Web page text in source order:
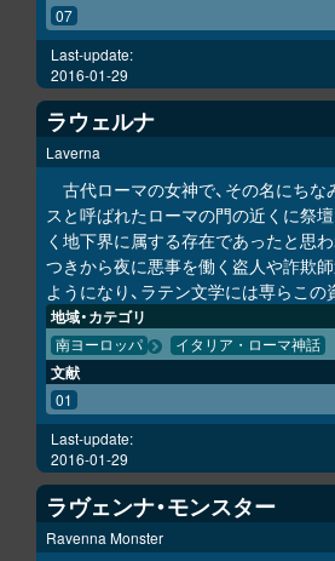
07
Last-update:
2016-01-29
ラウェルナ
Laverna
古代ローマの女神で、その名にちな
スと呼ばれたローマの門の近くに祭
く地下界に属する存在であったと思
つきから夜に悪事を働く盗人や詐欺
ようになり、ラテン文学には専らこの
地域・カテゴリ
南ヨーロッパ イタリア・ローマ神話
文献
01
Last-update:
2016-01-29
ラヴェンナ・モンスター
Ravenna Monster